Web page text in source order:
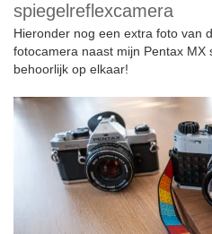
spiegelreflexcamera
Hieronder nog een extra foto van
fotocamera naast mijn Pentax MX
behoorlijk op elkaar!